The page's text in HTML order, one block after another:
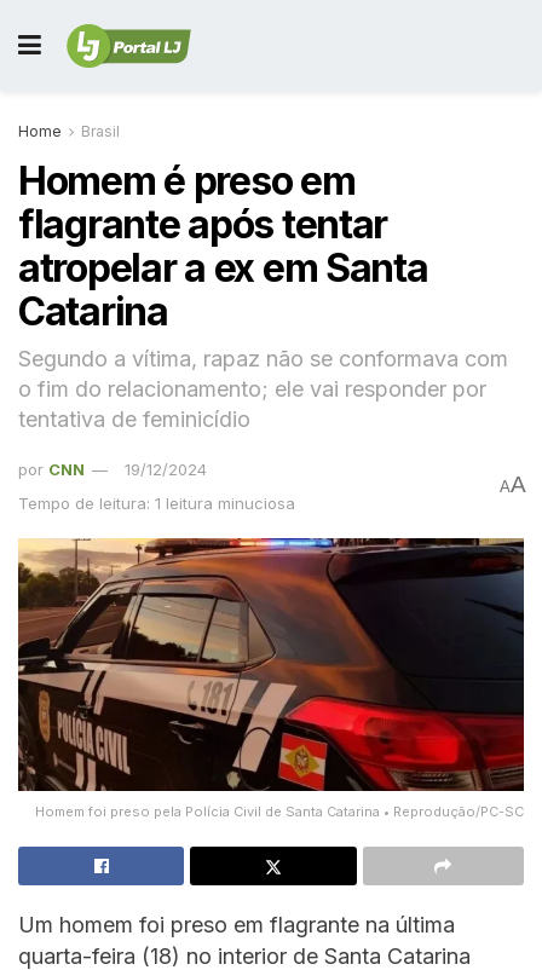
Home Brasil
Homem é preso em
flagrante após tentar
atropelar a ex em Santa
Catarina
Segundo a vítima, rapaz não se conformava com
o fim do relacionamento; ele vai responder por
tentativa de feminicídio
por CNN
19/12/2024
Tempo de leitura: 1 leitura minuciosa
AA
Homem foi preso pela Polícia Civil de Santa Catarina • Reprodução/PC-SC
Um homem foi preso em flagrante na última
quarta-feira (18) no interior de Santa Catarina